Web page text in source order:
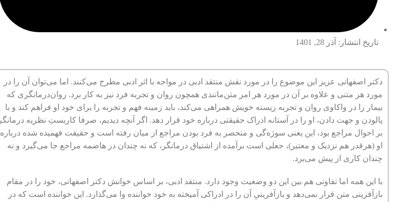
تاریخ انتشار: آذر 28, 1401
دکتر اصفهانی عزیز این موضوع را در مورد نقش منتقد ادبی در مواجه با اثر ادبی مطرح می‌کنند. اما می‌توان آن را در
مورد هر متنی و علاوه بر آن در مورد هر امر متن‌مانندی همچون روان و تجربه فرد نیز به کار برد. روان‌درمانگری که
بیمار را در واکاوی روان و تجربه زیسته خویش همراهی می‌کند، باید زمینه فهم و تجربه را برای خود او فراهم کند و با
پالودن و جهت دادن، او را در آستانه ادراک حقیقتی درباره خود قرار دهد. اگر آنچه دیدیم، صرفا کاربستِ نظریه درمانگر
بر احوال مراجع بود، این یعنی سوژه‌گی و منحصر به فرد بودن مراجع از میان رفته است و حقیقت فهمیده شده درباره
او (هرقدر هم نزدیک و معتبر)، جعلی است برآمده از اشتیاق درمانگر، که نه چندان در هاضمه مراجع جا می‌گیرد و نه
چندان کاری از پیش می‌برد.
با این همه اما تفاوتی هم بین این دو وضعیت وجود دارد. منتقد ادبی، بر اساس خوانش دکتر اصفهانی، خود را در مقام
بازآفرینی متن قرار نمی‌دهد و بازآفرینیِ آن را در ادراکی آمیخته به خود خواننده وا می‌گذارد. این خواننده است که در